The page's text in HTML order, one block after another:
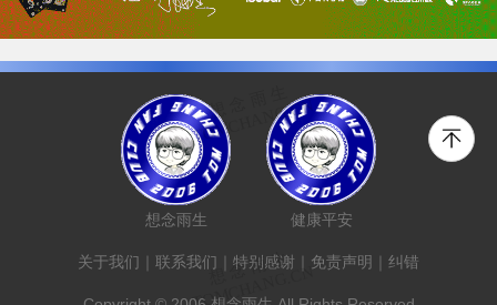
想念雨生 健康平安
关于我们 ｜ 联系我们 ｜ 特别感谢 ｜ 免责声明 ｜ 纠错